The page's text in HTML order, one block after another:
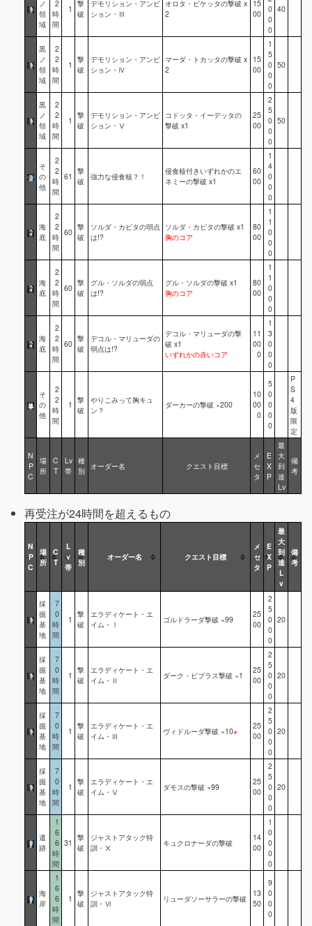
N
P
C
場
所
C
T
Lv
帯
種
別 オーダー名 クエスト目標
メ
セ
タ
E
X
P
最
大
到
達
Lv
備
考
ノ
領
域
2
時
間
1
撃
破
デモリション・アンビ
ション・Ⅲ
オロタ・ビケッタの撃破 x
2
15
00
0
0
0
40
黒
ノ
領
域
2
2
時
間
1
撃
破
デモリション・アンビ
ション・Ⅳ
マーダ・トカッタの撃破 x
2
15
00
1
5
0
0
0
50
黒
ノ
領
域
2
2
時
間
1
撃
破
デモリション・アンビ
ション・Ⅴ
コドッタ・イーデッタの
撃破 x1
25
00
2
5
0
0
0
50
そ
の
他
2
2
時
間
61
撃
破
強力な侵食核？！
侵食核付きいずれかのエ
ネミーの撃破 x1
60
00
1
4
0
0
0
海
底
2
2
時
間
60
撃
破
ソルダ・カピタの弱点
は!?
ソルダ・カピタの撃破 x1
胸のコア
80
00
1
1
0
0
0
海
底
2
2
時
間
60
撃
破
グル・ソルダの弱点
は!?
グル・ソルダの撃破 x1
胸のコア
80
00
1
1
0
0
0
海
底
2
2
時
間
60
撃
破
デコル・マリューダの
弱点は!?
デコル・マリューダの撃
破 x1
いずれかの赤いコア
11
00
0
1
3
0
0
0
そ
の
他
2
2
時
間
1 撃
破
やりこみって胸キュ
ン？
ダーカーの撃破 ×200
10
00
0
5
0
0
0
0
P
S
4
版
限
定
再受注が24時間を超えるもの
N
P
C
場
所
C
T
L
v
帯
種
別
オーダー名 クエスト目標
メ
セ
タ
E
X
P
最
大
到
達
L
v
備
考
採
掘
基
地
7
0
時
間
1
撃
破
エラディケート・エ
イム・Ⅰ
ゴルドラーダ撃破 ×99
25
00
2
5
0
0
0
20
採
掘
基
地
7
0
時
間
1
撃
破
エラディケート・エ
イム・Ⅱ
ダーク・ビブラス撃破 ×1
25
00
2
5
0
0
0
20
採
掘
基
地
7
0
時
間
1
撃
破
エラディケート・エ
イム・Ⅲ
ヴィドルーダ撃破 ×10※
25
00
2
5
0
0
0
20
採
掘
基
地
7
0
時
間
1
撃
破
エラディケート・エ
イム・Ⅴ
ダモスの撃破 ×99
25
00
2
5
0
0
0
20
遺
跡
1
6
6
時
間
31
撃
破
ジャストアタック特
訓・Ⅹ
キュクロナーダの撃破
14
00
1
0
0
0
0
海
岸
1
6
6
時
間
1
撃
破
ジャストアタック特
訓・Ⅵ
リューダソーサラーの撃破
13
50
9
0
0
0